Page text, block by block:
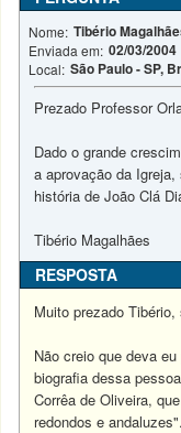
Nome: Tibério
Enviada em: 02/03/2004
Local: São Paulo - SP,
Prezado Professor
Dado o grande
a aprovação da
história de João Clá
Tibério Magalhães
RESPOSTA
Muito prezado
Não creio que deva
biografia dessa
Corrêa de Oliveira,
redondos e andaluzes".